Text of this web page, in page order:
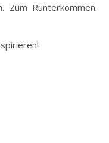
Zum Runterkommen.